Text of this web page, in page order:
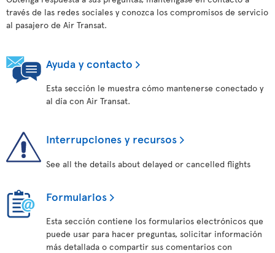
través de las redes sociales y conozca los compromisos de servicio
al pasajero de Air Transat.
Ayuda y contacto
Esta sección le muestra cómo mantenerse conectado y
al día con Air Transat.
Interrupciones y recursos
See all the details about delayed or cancelled flights
Formularios
Esta sección contiene los formularios electrónicos que
puede usar para hacer preguntas, solicitar información
más detallada o compartir sus comentarios con